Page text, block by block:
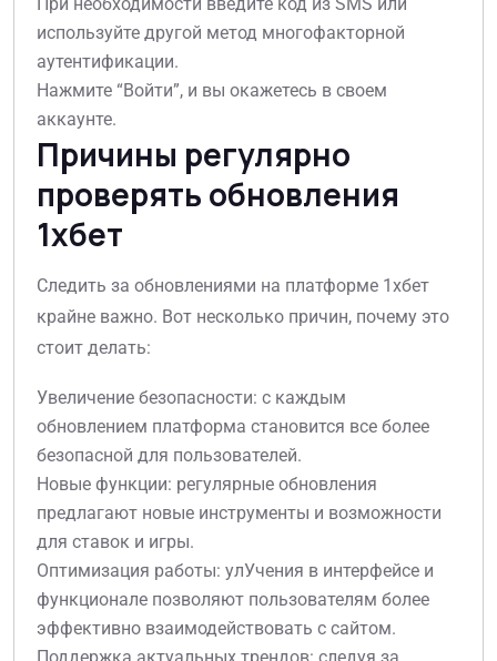
используйте другой метод многофакторной
аутентификации.
Нажмите “Войти”, и вы окажетесь в своем
аккаунте.
Причины регулярно
проверять обновления
1хбет
Следить за обновлениями на платформе 1хбет
крайне важно. Вот несколько причин, почему это
стоит делать:
Увеличение безопасности: с каждым
обновлением платформа становится все более
безопасной для пользователей.
Новые функции: регулярные обновления
предлагают новые инструменты и возможности
для ставок и игры.
Оптимизация работы: улУчения в интерфейсе и
функционале позволяют пользователям более
эффективно взаимодействовать с сайтом.